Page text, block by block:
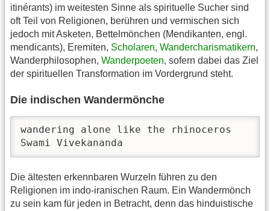
itinérants) im weitesten Sinne als spirituelle Sucher sind
oft Teil von Religionen, berühren und vermischen sich
jedoch mit Asketen, Bettelmönchen (Mendikanten, engl.
mendicants), Eremiten, Scholaren, Wandercharismatikern,
Wanderphilosophen, Wanderpoeten, sofern dabei das Ziel
der spirituellen Transformation im Vordergrund steht.
Die indischen Wandermönche
wandering alone like the rhinoceros
Swami Vivekananda
Die ältesten erkennbaren Wurzeln führen zu den
Religionen im indo-iranischen Raum. Ein Wandermönch
zu sein kam für jeden in Betracht, denn das hinduistische